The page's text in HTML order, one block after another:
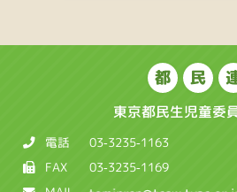
都 民
東京都民生児童委
電話 03-3235-1163
FAX 03-3235-1169